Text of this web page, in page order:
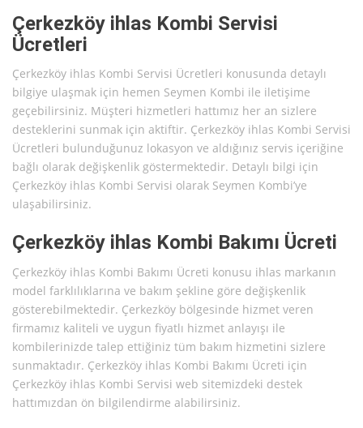
Çerkezköy ihlas Kombi Servisi
Ücretleri
Çerkezköy ihlas Kombi Servisi Ücretleri konusunda detaylı
bilgiye ulaşmak için hemen Seymen Kombi ile iletişime
geçebilirsiniz. Müşteri hizmetleri hattımız her an sizlere
desteklerini sunmak için aktiftir. Çerkezköy ihlas Kombi Servisi
Ücretleri bulunduğunuz lokasyon ve aldığınız servis içeriğine
bağlı olarak değişkenlik göstermektedir. Detaylı bilgi için
Çerkezköy ihlas Kombi Servisi olarak Seymen Kombi’ye
ulaşabilirsiniz.
Çerkezköy ihlas Kombi Bakımı Ücreti
Çerkezköy ihlas Kombi Bakımı Ücreti konusu ihlas markanın
model farklılıklarına ve bakım şekline göre değişkenlik
gösterebilmektedir. Çerkezköy bölgesinde hizmet veren
firmamız kaliteli ve uygun fiyatlı hizmet anlayışı ile
kombilerinizde talep ettiğiniz tüm bakım hizmetini sizlere
sunmaktadır. Çerkezköy ihlas Kombi Bakımı Ücreti için
Çerkezköy ihlas Kombi Servisi web sitemizdeki destek
hattımızdan ön bilgilendirme alabilirsiniz.